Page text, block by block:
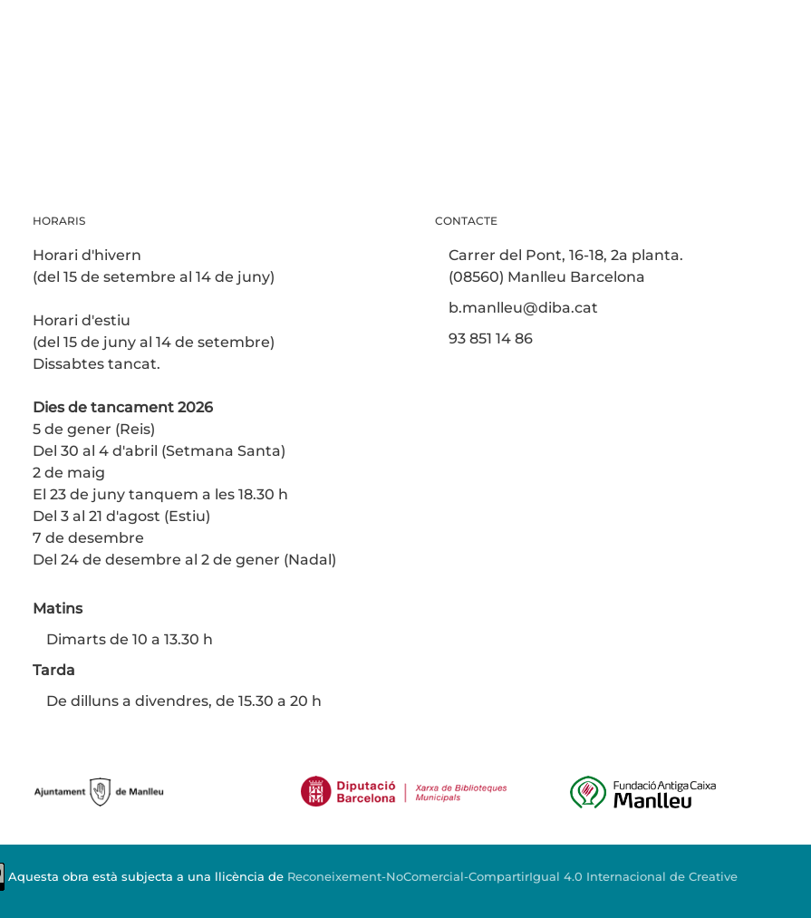
HORARIS
Horari d'hivern
(del 15 de setembre al 14 de juny)
Horari d'estiu
(del 15 de juny al 14 de setembre)
Dissabtes tancat.
Dies de tancament 2026
5 de gener (Reis)
Del 30 al 4 d'abril (Setmana Santa)
2 de maig
El 23 de juny tanquem a les 18.30 h
Del 3 al 21 d'agost (Estiu)
7 de desembre
Del 24 de desembre al 2 de gener (Nadal)
Matins
Dimarts de 10 a 13.30 h
Tarda
De dilluns a divendres, de 15.30 a 20 h
CONTACTE
Carrer del Pont, 16-18, 2a planta.
(08560) Manlleu Barcelona
b.manlleu@diba.cat
93 851 14 86
Aquesta obra està subjecta a una llicència de Reconeixement-NoComercial-CompartirIgual 4.0 Internacional de Creative